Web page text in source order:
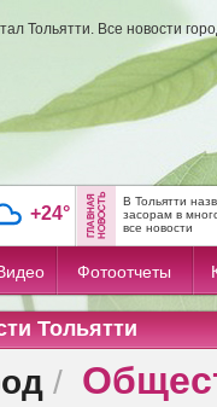
Тольятти. Все новости
+24°
В Тольятти
засорам в
все новости
Фотоотчеты
Тольятти
/